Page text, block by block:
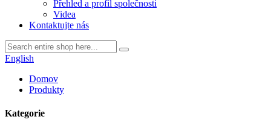
Přehled a profil společnosti
Videa
Kontaktujte nás
English
Domov
Produkty
Kategorie